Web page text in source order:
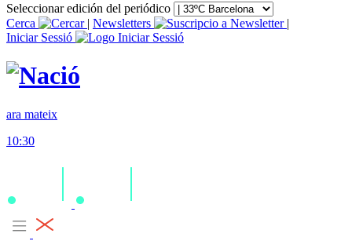
Seleccionar edición del periódico
Cerca
| Newsletters
|
Iniciar Sessió
ara mateix
10:30